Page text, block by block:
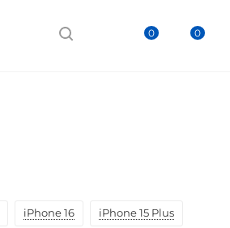
0 0
iPhone 16 iPhone 15 Plus